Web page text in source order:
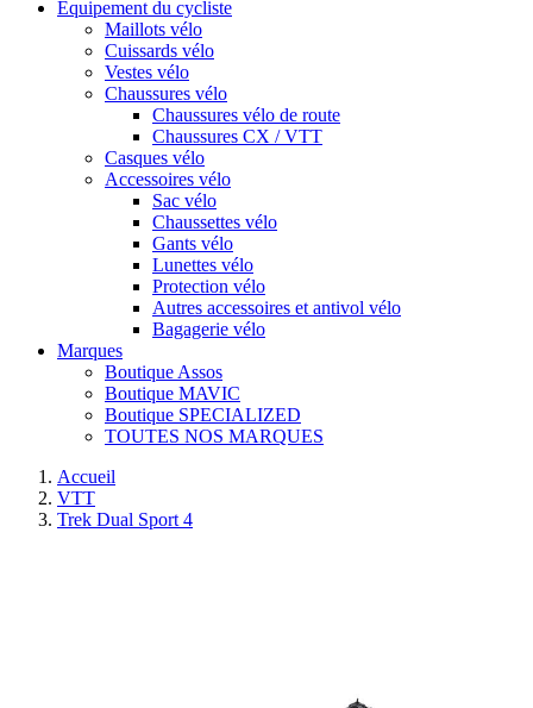
Equipement du cycliste
Maillots vélo
Cuissards vélo
Vestes vélo
Chaussures vélo
Chaussures vélo de route
Chaussures CX / VTT
Casques vélo
Accessoires vélo
Sac vélo
Chaussettes vélo
Gants vélo
Lunettes vélo
Protection vélo
Autres accessoires et antivol vélo
Bagagerie vélo
Marques
Boutique Assos
Boutique MAVIC
Boutique SPECIALIZED
TOUTES NOS MARQUES
Accueil
VTT
Trek Dual Sport 4